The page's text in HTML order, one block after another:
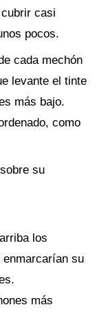
casi
pocos.
cada mechón
levante el tinte
más bajo.
como
su
los
enmarcarían su
más